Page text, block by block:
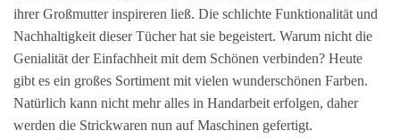
ihrer Großmutter inspireren ließ. Die schlichte Funktionalität und
Nachhaltigkeit dieser Tücher hat sie begeistert. Warum nicht die
Genialität der Einfachheit mit dem Schönen verbinden? Heute
gibt es ein großes Sortiment mit vielen wunderschönen Farben.
Natürlich kann nicht mehr alles in Handarbeit erfolgen, daher
werden die Strickwaren nun auf Maschinen gefertigt.